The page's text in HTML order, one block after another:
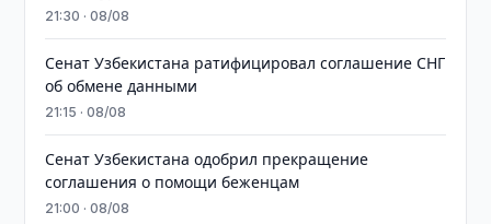
21:30 · 08/08
Сенат Узбекистана ратифицировал соглашение СНГ
об обмене данными
21:15 · 08/08
Сенат Узбекистана одобрил прекращение
соглашения о помощи беженцам
21:00 · 08/08